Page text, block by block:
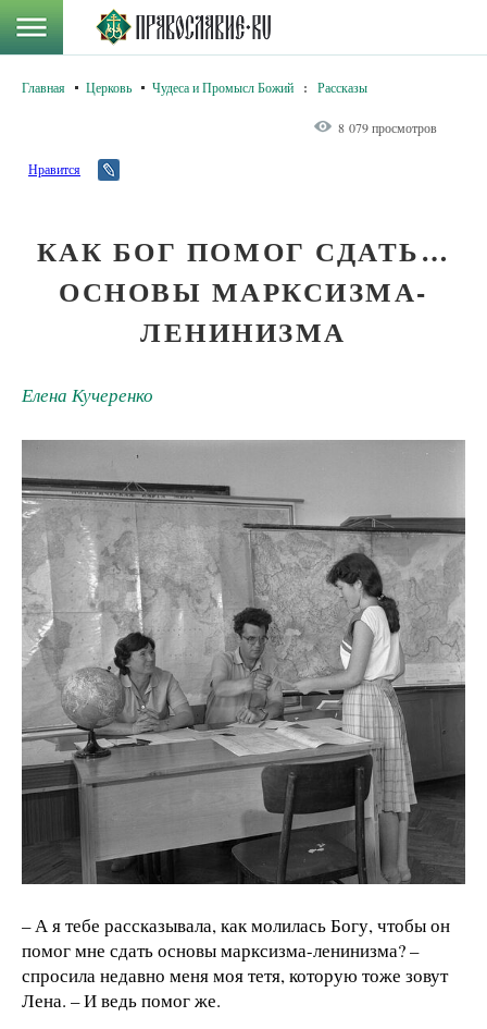
Главная Церковь Чудеса и Промысл Божий : Рассказы
8 079 просмотров
Нравится
КАК БОГ ПОМОГ СДАТЬ…
ОСНОВЫ МАРКСИЗМА-
ЛЕНИНИЗМА
Елена Кучеренко
– А я тебе рассказывала, как молилась Богу, чтобы он
помог мне сдать основы марксизма-ленинизма? –
спросила недавно меня моя тетя, которую тоже зовут
Лена. – И ведь помог же.